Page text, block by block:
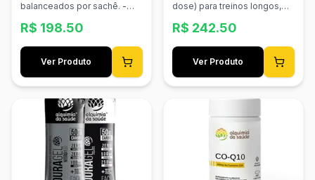
balanceados por sachê. -
Vitaminas B para energia e
metabolismo celular. -
Minerais essenciais para
equilíbrio hídrico e muscular.
- Sabor neutro, ideal para
paladares sensíveis. -
Fórmula leve, sem glúten e
lactose. O Duragel 27g é
potência funcional em sua
forma mais pura, com
energia limpa, absorção
rápida e zero excessos.
R$ 198.50
Ver Produto
dose) para treinos longos,
com liberação estável de
energia. Sabores: Café,
Neutro, Tangerina e
Morango.
R$ 242.50
Ver Produto